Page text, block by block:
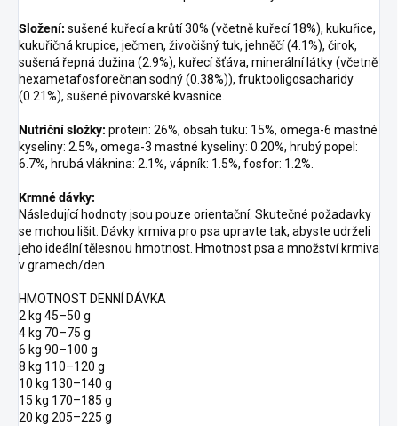
Složení: sušené kuřecí a krůtí 30% (včetně kuřecí 18%), kukuřice,
kukuřičná krupice, ječmen, živočišný tuk, jehněčí (4.1%), čirok,
sušená řepná dužina (2.9%), kuřecí šťáva, minerální látky (včetně
hexametafosforečnan sodný (0.38%)), fruktooligosacharidy
(0.21%), sušené pivovarské kvasnice.
Nutriční složky: protein: 26%, obsah tuku: 15%, omega-6 mastné
kyseliny: 2.5%, omega-3 mastné kyseliny: 0.20%, hrubý popel:
6.7%, hrubá vláknina: 2.1%, vápník: 1.5%, fosfor: 1.2%.
Krmné dávky:
Následující hodnoty jsou pouze orientační. Skutečné požadavky
se mohou lišit. Dávky krmiva pro psa upravte tak, abyste udrželi
jeho ideální tělesnou hmotnost. Hmotnost psa a množství krmiva
v gramech/den.
HMOTNOST DENNÍ DÁVKA
2 kg 45–50 g
4 kg 70–75 g
6 kg 90–100 g
8 kg 110–120 g
10 kg 130–140 g
15 kg 170–185 g
20 kg 205–225 g